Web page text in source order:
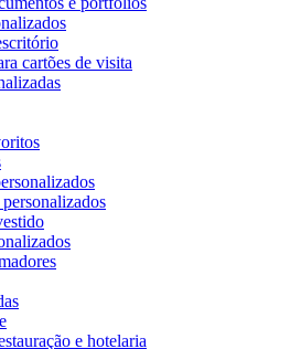
cartões de visita
e hotelaria